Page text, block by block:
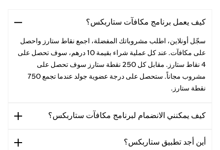
كيف يعمل برنامج مكافآت ستاربكس؟
سجّل أونلاين، اطلب مشروباتك المفضلة، اجمع نقاط ستارز واحصل
على مكافآت. عند كل عملية شراء بقيمة 10 درهم، سوف تحصل على
4 نقاط ستارز. مقابل كل 250 نقطة ستارز سوف تحصل على
مشروب مجاناً. ستحصل على درجة عضوية جولد عندما تجمع 750
نقطة ستارز.
كيف يمكنني الانضمام لبرنامج مكافآت ستاربكس؟
أين أجد تطبيق ستاربكس؟